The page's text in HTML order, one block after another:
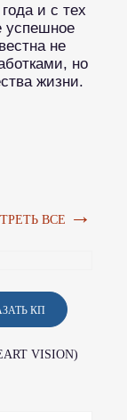
и с тех
успешное
не
но
жизни.
ВСЕ →
КП
VISION)